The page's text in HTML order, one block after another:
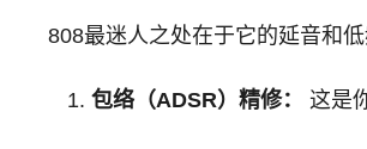
808最迷人之处在于它的延音和
包络（ADSR）精修： 这是